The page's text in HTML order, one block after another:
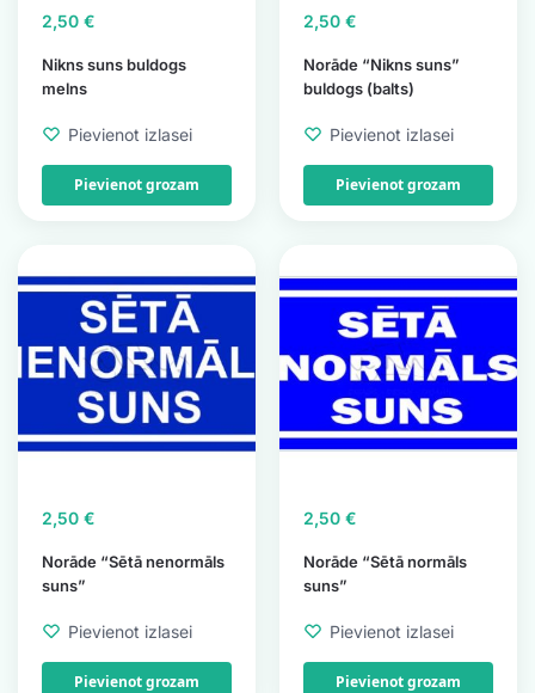
Nikns suns buldogs
melns
2,50 €
Pievienot izlasei
Pievienot grozam
Norāde “Nikns suns”
buldogs (balts)
2,50 €
Pievienot izlasei
Pievienot grozam
Norāde “Sētā nenormāls
suns”
2,50 €
Pievienot izlasei
Pievienot grozam
Norāde “Sētā normāls
suns”
2,50 €
Pievienot izlasei
Pievienot grozam